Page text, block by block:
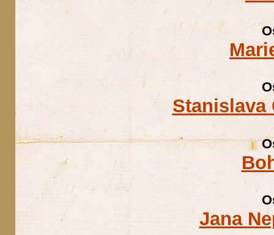
Stanislava
Jana